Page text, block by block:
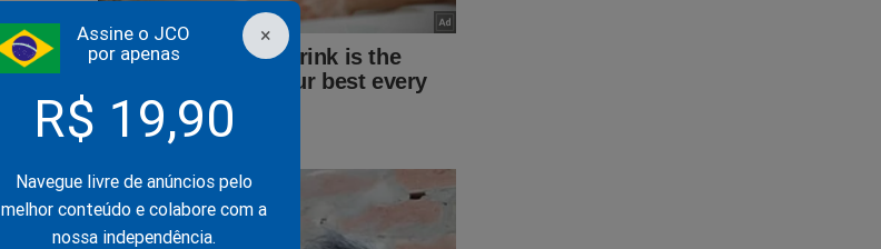
×
Assine o JCO
por apenas
R$ 19,90
Navegue livre de anúncios pelo
melhor conteúdo e colabore com a
nossa independência.